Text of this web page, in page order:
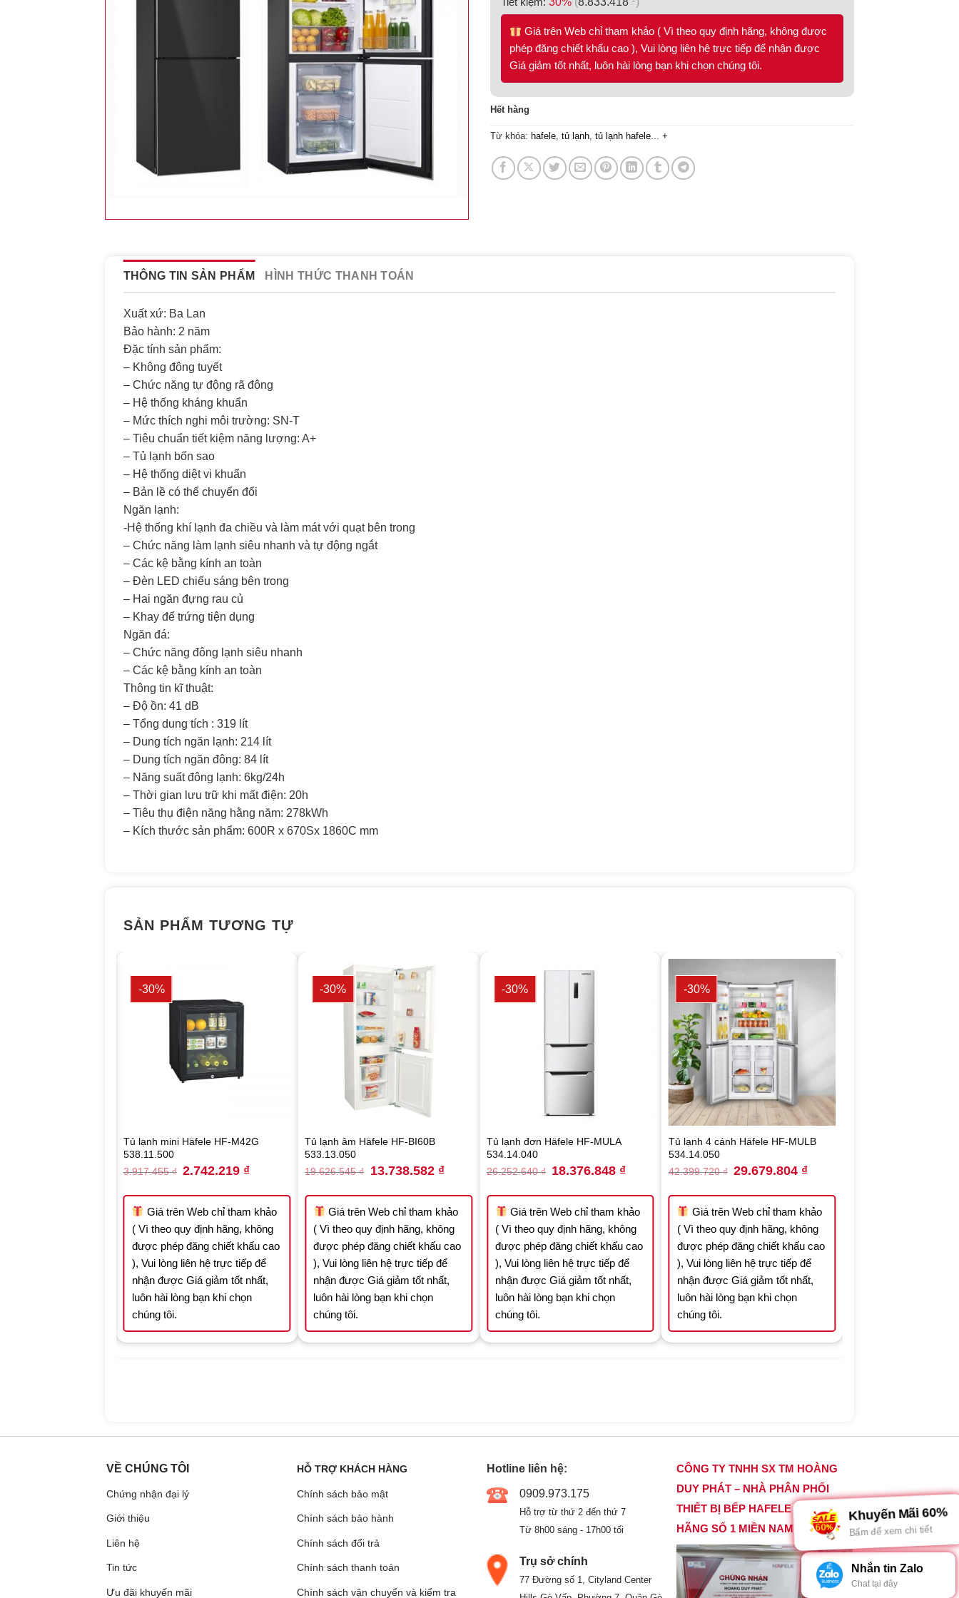
Giá trên Web chỉ tham khảo ( Vì theo quy định hãng, không được
phép đăng chiết khấu cao ), Vui lòng liên hệ trực tiếp để nhận được
Giá giảm tốt nhất, luôn hài lòng bạn khi chọn chúng tôi.
Hết hàng
Từ khóa: hafele tủ lạnh tủ lạnh hafele +
THÔNG TIN SẢN PHẨM HÌNH THỨC THANH TOÁN
Xuất xứ: Ba Lan
Bảo hành: 2 năm
Đặc tính sản phẩm:
– Không đông tuyết
– Chức năng tự động rã đông
– Hệ thống kháng khuẩn
– Mức thích nghi môi trường: SN-T
– Tiêu chuẩn tiết kiệm năng lượng: A+
– Tủ lạnh bốn sao
– Hệ thống diệt vi khuẩn
– Bản lề có thể chuyển đổi
Ngăn lạnh:
-Hệ thống khí lạnh đa chiều và làm mát với quạt bên trong
– Chức năng làm lạnh siêu nhanh và tự động ngắt
– Các kệ bằng kính an toàn
– Đèn LED chiếu sáng bên trong
– Hai ngăn đựng rau củ
– Khay để trứng tiện dụng
Ngăn đá:
– Chức năng đông lạnh siêu nhanh
– Các kệ bằng kính an toàn
Thông tin kĩ thuật:
– Độ ồn: 41 dB
– Tổng dung tích : 319 lít
– Dung tích ngăn lạnh: 214 lít
– Dung tích ngăn đông: 84 lít
– Năng suất đông lạnh: 6kg/24h
– Thời gian lưu trữ khi mất điện: 20h
– Tiêu thụ điện năng hằng năm: 278kWh
– Kích thước sản phẩm: 600R x 670Sx 1860C mm
SẢN PHẨM TƯƠNG TỰ
-30%
Tủ lạnh mini Häfele HF-M42G
538.11.500
3.917.455₫ Original
price
3.917.455 ₫.
2.742.219 ₫Current
2.742.219 ₫.
Giá trên Web chỉ tham khảo
( Vì theo quy định hãng, không
được phép đăng chiết khấu cao
), Vui lòng liên hệ trực tiếp để
nhận được Giá giảm tốt nhất,
luôn hài lòng bạn khi chọn
chúng tôi.
-30%
Tủ lạnh âm Häfele HF-BI60B
533.13.050
19.626.545₫
Original
price
19.626.545 ₫.
13.738.582 ₫Current
13.738.582 ₫.
Giá trên Web chỉ tham khảo
( Vì theo quy định hãng, không
được phép đăng chiết khấu cao
), Vui lòng liên hệ trực tiếp để
nhận được Giá giảm tốt nhất,
luôn hài lòng bạn khi chọn
chúng tôi.
-30%
Tủ lạnh đơn Häfele HF-MULA
534.14.040
26.252.640₫ Original
price
26.252.640 ₫.
18.376.848 ₫Current
18.376.848 ₫.
Giá trên Web chỉ tham khảo
( Vì theo quy định hãng, không
được phép đăng chiết khấu cao
), Vui lòng liên hệ trực tiếp để
nhận được Giá giảm tốt nhất,
luôn hài lòng bạn khi chọn
chúng tôi.
-30%
Tủ lạnh 4 cánh Häfele HF-MULB
534.14.050
42.399.720₫ Original
price
42.399.720 ₫.
29.679.804 ₫Current
29.679.804 ₫.
Giá trên Web chỉ tham khảo
( Vì theo quy định hãng, không
được phép đăng chiết khấu cao
), Vui lòng liên hệ trực tiếp để
nhận được Giá giảm tốt nhất,
luôn hài lòng bạn khi chọn
chúng tôi.
25.217.500 ₫.
VỀ CHÚNG TÔI
Chứng nhận đại lý
Giới thiệu
Liên hệ
Tin tức
Ưu đãi khuyến mãi
HỖ TRỢ KHÁCH HÀNG
Chính sách bảo mật
Chính sách bảo hành
Chính sách đổi trả
Chính sách thanh toán
Chính sách vận chuyển và kiểm tra
Hotline liên hệ:
0909.973.175
Hỗ trợ từ thứ 2 đến thứ 7
Từ 8h00 sáng - 17h00 tối
Trụ sở chính
77 Đường số 1, Cityland Center
CÔNG TY TNHH SX TM HOÀNG
DUY PHÁT – NHÀ PHÂN PHỐI
THIẾT BỊ BẾP HAFELE CHÍNH
HÃNG SỐ 1 MIỀN NAM
Khuyến Mãi 60%
Bấm để xem chi tiết
Nhắn tin Zalo
Chat tại đây